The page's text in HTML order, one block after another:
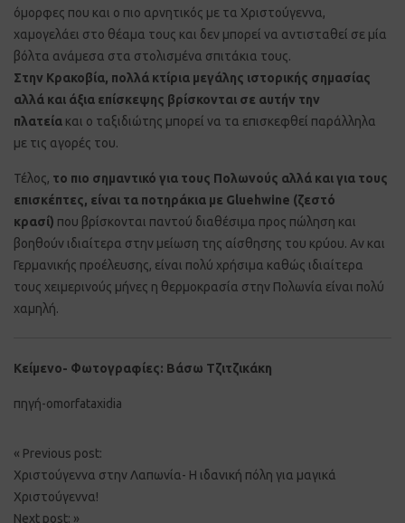
όμορφες που και ο πιο αρνητικός με τα Χριστούγεννα,
χαμογελάει στο θέαμα τους και δεν μπορεί να αντισταθεί σε μία
βόλτα ανάμεσα στα στολισμένα σπιτάκια τους.
Στην Κρακοβία, πολλά κτίρια μεγάλης ιστορικής σημασίας
αλλά και άξια επίσκεψης βρίσκονται σε αυτήν την
πλατεία και ο ταξιδιώτης μπορεί να τα επισκεφθεί παράλληλα
με τις αγορές του.
Τέλος, το πιο σημαντικό για τους Πολωνούς αλλά και για τους
επισκέπτες, είναι τα ποτηράκια με Gluehwine (ζεστό
κρασί) που βρίσκονται παντού διαθέσιμα προς πώληση και
βοηθούν ιδιαίτερα στην μείωση της αίσθησης του κρύου. Αν και
Γερμανικής προέλευσης, είναι πολύ χρήσιμα καθώς ιδιαίτερα
τους χειμερινούς μήνες η θερμοκρασία στην Πολωνία είναι πολύ
χαμηλή.
Κείμενο- Φωτογραφίες: Βάσω Τζιτζικάκη
πηγή-omorfataxidia
Post
navigation
« Previous post:
Χριστούγεννα στην Λαπωνία- Η ιδανική πόλη για μαγικά
Χριστούγεννα!
Next post: »